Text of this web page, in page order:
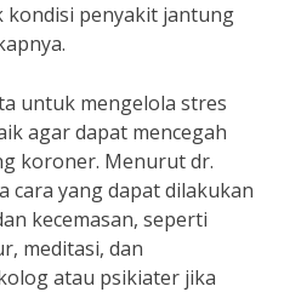
kondisi penyakit jantung
untuk mengelola stres
agar dapat mencegah
koroner. Menurut dr.
cara yang dapat dilakukan
kecemasan, seperti
meditasi, dan
atau psikiater jika